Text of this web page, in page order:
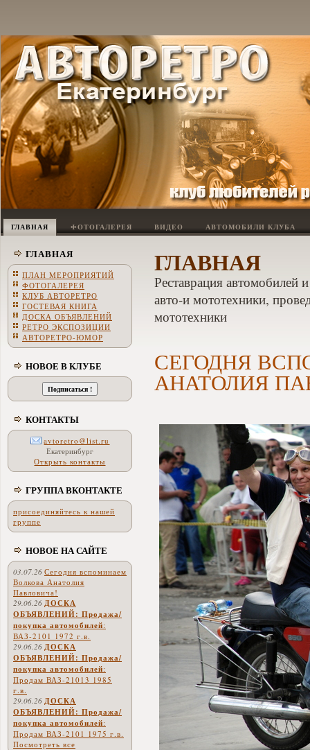
ГЛАВНАЯ ФОТОГАЛЕРЕЯ ВИДЕО АВТОМОБИЛИ КЛУБА
ГЛАВНАЯ
ПЛАН МЕРОПРИЯТИЙ
ФОТОГАЛЕРЕЯ
КЛУБ АВТОРЕТРО
ГОСТЕВАЯ КНИГА
ДОСКА ОБЪЯВЛЕНИЙ
РЕТРО ЭКСПОЗИЦИИ
АВТОРЕТРО-ЮМОР
НОВОЕ В КЛУБЕ
КОНТАКТЫ
avtoretro@list.ru
Екатеринбург
Открыть контакты
ГРУППА ВКОНТАКТЕ
присоединяйтесь к нашей
группе
НОВОЕ НА САЙТЕ
03.07.26 Сегодня вспоминаем
Волкова Анатолия
Павловича!
29.06.26 ДОСКА
ОБЪЯВЛЕНИЙ: Продажа/
покупка автомобилей:
ВАЗ-2101 1972 г.в.
29.06.26 ДОСКА
ОБЪЯВЛЕНИЙ: Продажа/
покупка автомобилей:
Продам ВАЗ-21013 1985
г.в.
29.06.26 ДОСКА
ОБЪЯВЛЕНИЙ: Продажа/
покупка автомобилей:
Продам ВАЗ-2101 1975 г.в.
Посмотреть все
ГЛАВНАЯ
Реставрация автомобилей
авто-и мототехники,
мототехники
СЕГОДНЯ
АНАТОЛИЯ